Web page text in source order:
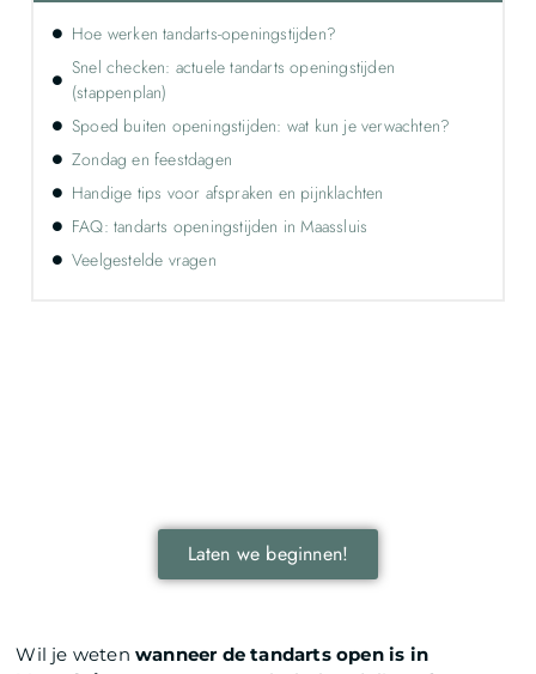
Wil je wetenwanneer de tandarts open is in
Hoe werken tandarts-openingstijden?
Snel checken: actuele tandarts openingstijden
(stappenplan)
Spoed buiten openingstijden: wat kun je verwachten?
Zondag en feestdagen
Handige tips voor afspraken en pijnklachten
FAQ: tandarts openingstijden in Maassluis
Veelgestelde vragen
Laten we beginnen!